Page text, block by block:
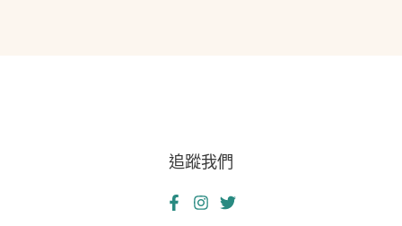
追蹤我們